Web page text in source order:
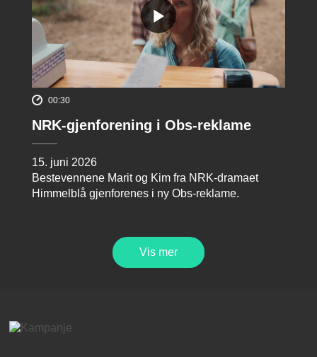
00:30
NRK-gjenforening i Obs-reklame
15. juni 2026
Bestevennene Marit og Kim fra NRK-dramaet
Himmelblå gjenforenes i ny Obs-reklame.
Vis mer